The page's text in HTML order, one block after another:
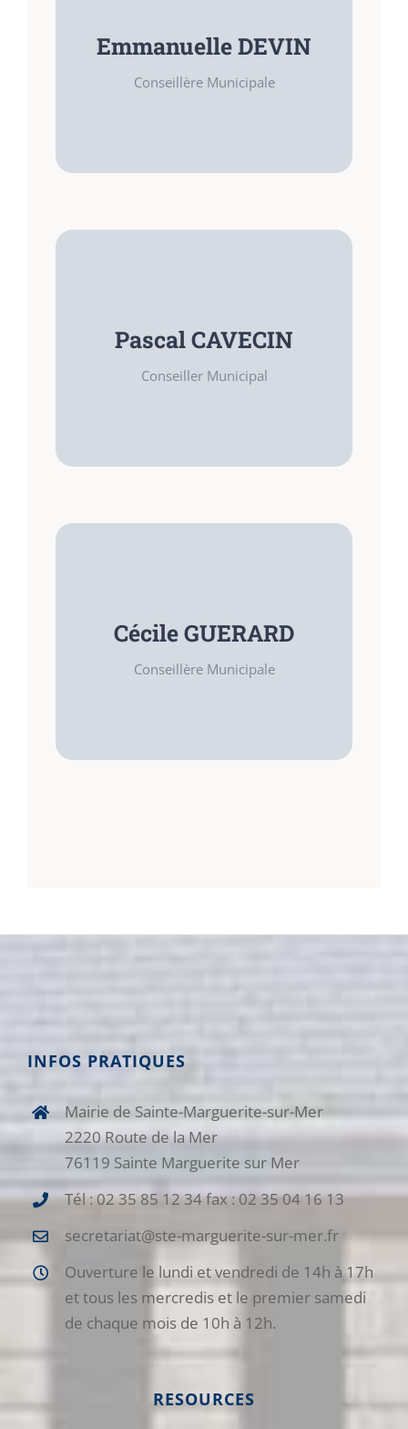
Emmanuelle DEVIN
Conseillère Municipale
Pascal CAVECIN
Conseiller Municipal
Cécile GUERARD
Conseillère Municipale
INFOS PRATIQUES
Mairie de Sainte-Marguerite-sur-Mer
2220 Route de la Mer
76119 Sainte Marguerite sur Mer
Tél : 02 35 85 12 34 fax : 02 35 04 16 13
secretariat@ste-marguerite-sur-mer.fr
Ouverture le lundi et vendredi de 14h à 17h
et tous les mercredis et le premier samedi
de chaque mois de 10h à 12h.
RESOURCES